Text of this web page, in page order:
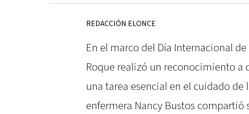
REDACCIÓN ELONCE
En el marco del Día Internacional
Roque realizó un reconocimiento
una tarea esencial en el cuidado de
enfermera Nancy Bustos compartió